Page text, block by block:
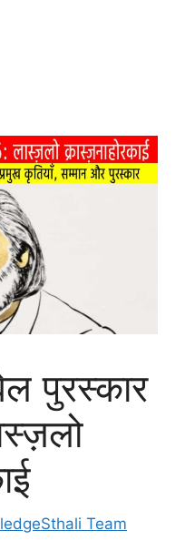
पुरस्कार
Team